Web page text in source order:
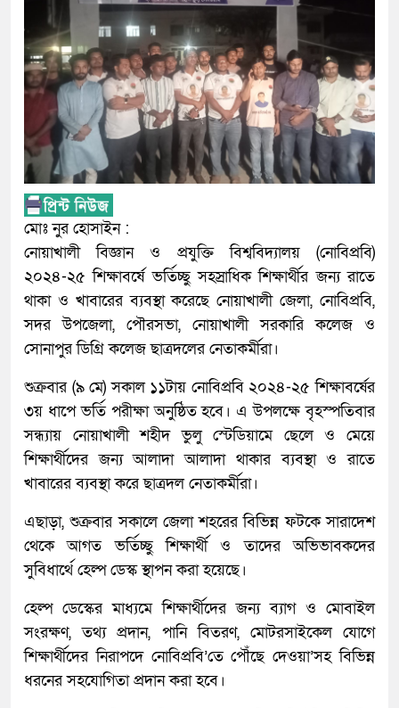
মোঃ নুর হোসাইন :
নোয়াখালী বিজ্ঞান ও প্রযুক্তি বিশ্ববিদ্যালয় (নোবিপ্রবি)
২০২৪-২৫ শিক্ষাবর্ষে ভর্তিচ্ছু সহস্রাধিক শিক্ষার্থীর জন্য রাতে
থাকা ও খাবারের ব্যবস্থা করেছে নোয়াখালী জেলা, নোবিপ্রবি,
সদর উপজেলা, পৌরসভা, নোয়াখালী সরকারি কলেজ ও
সোনাপুর ডিগ্রি কলেজ ছাত্রদলের নেতাকর্মীরা।
শুক্রবার (৯ মে) সকাল ১১টায় নোবিপ্রবি ২০২৪-২৫ শিক্ষাবর্ষের
৩য় ধাপে ভর্তি পরীক্ষা অনুষ্ঠিত হবে। এ উপলক্ষে বৃহস্পতিবার
সন্ধ্যায় নোয়াখালী শহীদ ভুলু স্টেডিয়ামে ছেলে ও মেয়ে
শিক্ষার্থীদের জন্য আলাদা আলাদা থাকার ব্যবস্থা ও রাতে
খাবারের ব্যবস্থা করে ছাত্রদল নেতাকর্মীরা।
এছাড়া, শুক্রবার সকালে জেলা শহরের বিভিন্ন ফটকে সারাদেশ
থেকে আগত ভর্তিচ্ছু শিক্ষার্থী ও তাদের অভিভাবকদের
সুবিধার্থে হেল্প ডেস্ক স্থাপন করা হয়েছে।
হেল্প ডেস্কের মাধ্যমে শিক্ষার্থীদের জন্য ব্যাগ ও মোবাইল
সংরক্ষণ, তথ্য প্রদান, পানি বিতরণ, মোটরসাইকেল যোগে
শিক্ষার্থীদের নিরাপদে নোবিপ্রবি’তে পৌঁছে দেওয়া’সহ বিভিন্ন
ধরনের সহযোগিতা প্রদান করা হবে।